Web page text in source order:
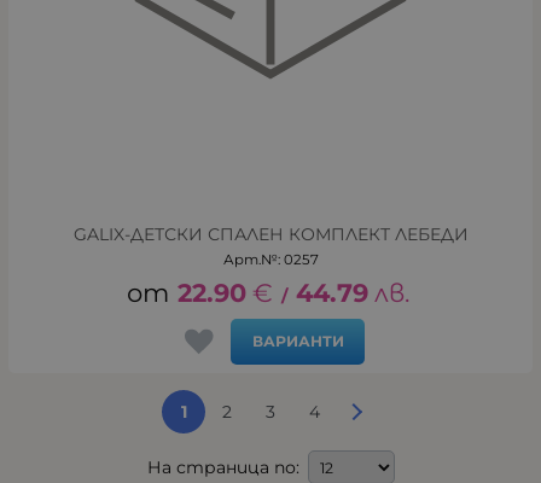
GALIX-ДЕТСКИ СПАЛЕН КОМПЛЕКТ ЛЕБЕДИ
Арт.№: 0257
22.90 € / 44.79 лв.
ВАРИАНТИ
1 2 3 4
На страница по: